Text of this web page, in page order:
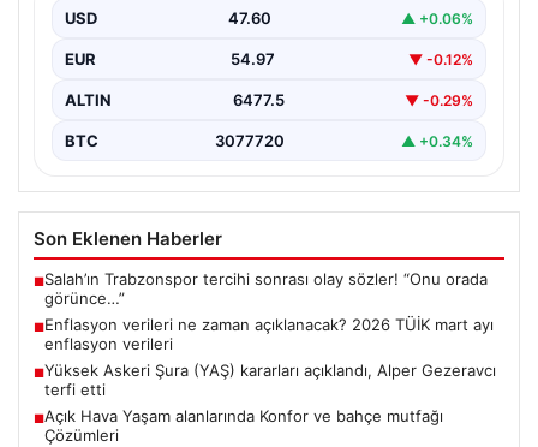
USD 47.60 ▲ +0.06%
EUR 54.97 ▼ -0.12%
ALTIN 6477.5 ▼ -0.29%
BTC 3077720 ▲ +0.34%
Son Eklenen Haberler
■Salah’ın Trabzonspor tercihi sonrası olay sözler! “Onu orada
görünce…”
■Enflasyon verileri ne zaman açıklanacak? 2026 TÜİK mart ayı
enflasyon verileri
■Yüksek Askeri Şura (YAŞ) kararları açıklandı, Alper Gezeravcı
terfi etti
■Açık Hava Yaşam alanlarında Konfor ve bahçe mutfağı
Çözümleri